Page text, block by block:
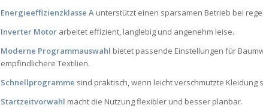
Energieeffizienzklasse A unterstützt einen sparsamen Betrieb bei
Inverter Motor arbeitet effizient, langlebig und angenehm leise.
Moderne Programmauswahl bietet passende Einstellungen für
empfindlichere Textilien.
Schnellprogramme sind praktisch, wenn leicht verschmutzte Kleidung
Startzeitvorwahl macht die Nutzung flexibler und besser planbar.